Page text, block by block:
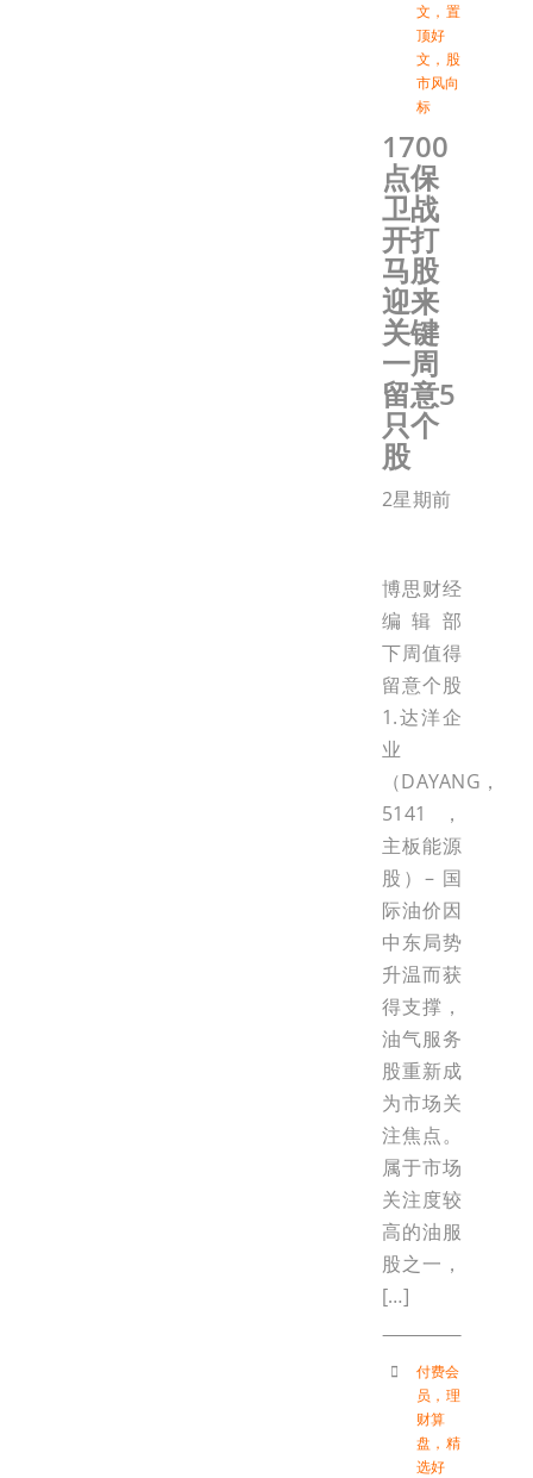
文 ， 置
顶好
文 ， 股
市风向
标
1700
点保
卫战
开打
马股
迎来
关键
一周
留意5
只个
股
2星期前
博思财经
编辑部
下周值得
留意个股
1.达洋企
业
（DAYANG，
5141，
主板能源
股）– 国
际油价因
中东局势
升温而获
得支撑，
油气服务
股重新成
为市场关
注焦点。
属于市场
关注度较
高的油服
股之一，
[…]
付费会
员 ， 理
财算
盘 ， 精
选好